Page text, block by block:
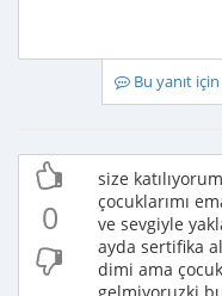
Bu yanıt
0
size
çocuklarımı
ve sevgiyle
ayda sertifika
dimi ama